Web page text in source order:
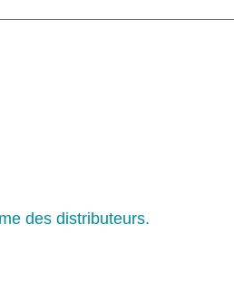
des distributeurs.